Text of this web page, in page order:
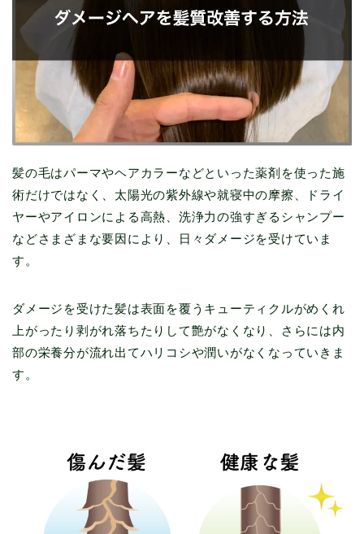
髪の毛はパーマやヘアカラーなどといった薬剤を使った施
術だけではなく、太陽光の紫外線や就寝中の摩擦、ドライ
ヤーやアイロンによる高熱、洗浄力の強すぎるシャンプー
などさまざまな要因により、日々ダメージを受けていま
す。
ダメージを受けた髪は表面を覆うキューティクルがめくれ
上がったり剥がれ落ちたりして艶がなくなり、さらには内
部の栄養分が流れ出てハリコシや潤いがなくなっていきま
す。